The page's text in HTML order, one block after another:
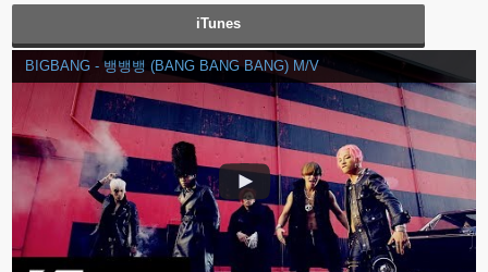
iTunes
BIGBANG - 뱅뱅뱅 (BANG BANG BANG) M/V